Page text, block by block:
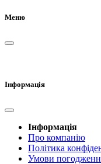
Меню
Інформація
Інформація
Про компанію
Політика
Умови